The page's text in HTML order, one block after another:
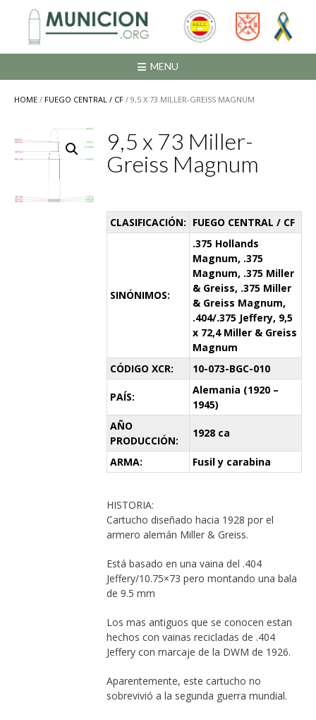
contenido
MENU
HOME / FUEGO CENTRAL / CF / 9,5 X 73 MILLER-GREISS MAGNUM
9,5 x 73 Miller-
Greiss Magnum
CLASIFICACIÓN: FUEGO CENTRAL / CF
SINÓNIMOS:
.375 Hollands
Magnum, .375
Magnum, .375 Miller
& Greiss, .375 Miller
& Greiss Magnum,
.404/.375 Jeffery, 9,5
x 72,4 Miller & Greiss
Magnum
CÓDIGO XCR:
10-073-BGC-010
PAÍS:
Alemania (1920 –
1945)
AÑO
PRODUCCIÓN:
1928 ca
ARMA: Fusil y carabina
HISTORIA:
Cartucho diseñado hacia 1928 por el
armero alemán Miller & Greiss.
Está basado en una vaina del .404
Jeffery/10.75×73 pero montando una bala
de 9.5 mm
Los mas antiguos que se conocen estan
hechos con vainas recicladas de .404
Jeffery con marcaje de la DWM de 1926.
Aparentemente, este cartucho no
sobrevivió a la segunda guerra mundial.